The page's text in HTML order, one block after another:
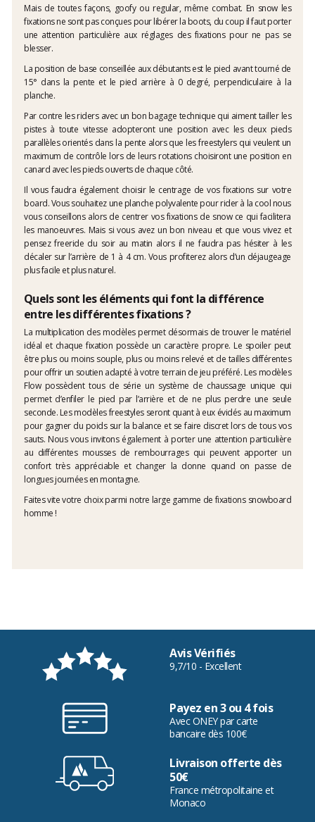
Mais de toutes façons, goofy ou regular, même combat. En snow les
fixations ne sont pas conçues pour libérer la boots, du coup il faut porter
une attention particulière aux réglages des fixations pour ne pas se
blesser.
La position de base conseillée aux débutants est le pied avant tourné de
15° dans la pente et le pied arrière à 0 degré, perpendiculaire à la
planche.
Par contre les riders avec un bon bagage technique qui aiment tailler les
pistes à toute vitesse adopteront une position avec les deux pieds
parallèles orientés dans la pente alors que les freestylers qui veulent un
maximum de contrôle lors de leurs rotations choisiront une position en
canard avec les pieds ouverts de chaque côté.
Il vous faudra également choisir le centrage de vos fixations sur votre
board. Vous souhaitez une planche polyvalente pour rider à la cool nous
vous conseillons alors de centrer vos fixations de snow ce qui facilitera
les manoeuvres. Mais si vous avez un bon niveau et que vous vivez et
pensez freeride du soir au matin alors il ne faudra pas hésiter à les
décaler sur l’arrière de 1 à 4 cm. Vous profiterez alors d’un déjaugeage
plus facile et plus naturel.
Quels sont les éléments qui font la différence
entre les différentes fixations ?
La multiplication des modèles permet désormais de trouver le matériel
idéal et chaque fixation possède un caractère propre. Le spoiler peut
être plus ou moins souple, plus ou moins relevé et de tailles différentes
pour offrir un soutien adapté à votre terrain de jeu préféré. Les modèles
Flow possèdent tous de série un système de chaussage unique qui
permet d’enfiler le pied par l’arrière et de ne plus perdre une seule
seconde. Les modèles freestyles seront quant à eux évidés au maximum
pour gagner du poids sur la balance et se faire discret lors de tous vos
sauts. Nous vous invitons également à porter une attention particulière
au différentes mousses de rembourrages qui peuvent apporter un
confort très appréciable et changer la donne quand on passe de
longues journées en montagne.
Faites vite votre choix parmi notre large gamme de fixations snowboard
homme !
Avis Vérifiés
9,7/10 - Excellent
Payez en 3 ou 4 fois
Avec ONEY par carte
bancaire dès 100€
Livraison offerte dès
50€
France métropolitaine et
Monaco